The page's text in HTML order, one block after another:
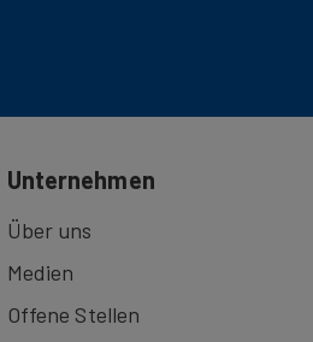
Unternehmen
Über uns
Medien
Offene Stellen